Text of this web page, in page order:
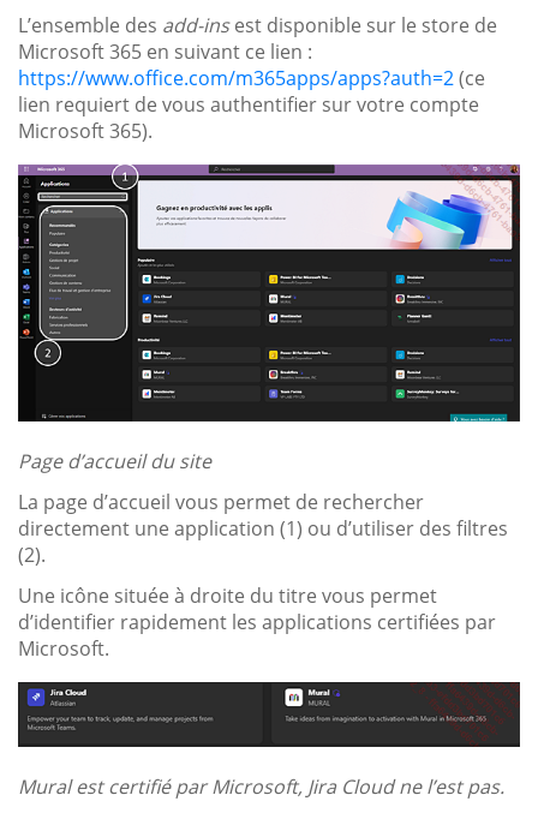
L’ensemble des add-insest disponible sur le store de
Microsoft 365 en suivant ce lien :
https://www.office.com/m365apps/apps?auth=2(ce
lien requiert de vous authentifier sur votre compte
Microsoft 365).
Page d’accueil du site
La page d’accueil vous permet de rechercher
directement une application (1) ou d’utiliser des filtres
(2).
Une icône située à droite du titre vous permet
d’identifier rapidement les applications certifiées par
Microsoft.
Mural est certifié par Microsoft, Jira Cloud ne l’est pas.